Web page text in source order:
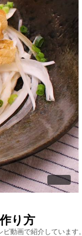
り方
動画で紹介しています。